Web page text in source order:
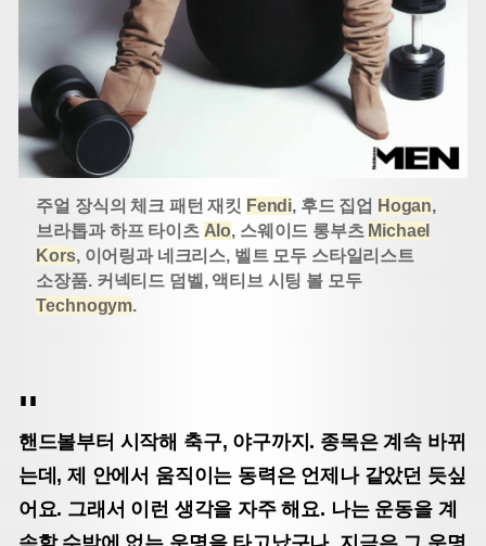
주얼 장식의 체크 패턴 재킷 Fendi, 후드 집업 Hogan,
브라톱과 하프 타이츠 Alo, 스웨이드 롱부츠 Michael
Kors, 이어링과 네크리스, 벨트 모두 스타일리스트
소장품. 커넥티드 덤벨, 액티브 시팅 볼 모두
Technogym.
핸드볼부터 시작해 축구, 야구까지. 종목은 계속 바뀌
는데, 제 안에서 움직이는 동력은 언제나 같았던 듯싶
어요. 그래서 이런 생각을 자주 해요. 나는 운동을 계